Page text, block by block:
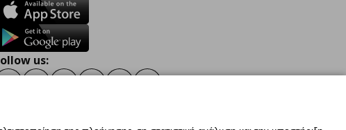
us: